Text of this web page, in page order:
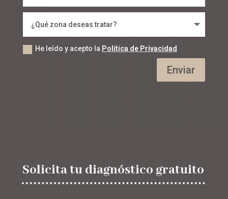
He leído y acepto la Política de Privacidad
Enviar
Solicita tu diagnóstico gratuito